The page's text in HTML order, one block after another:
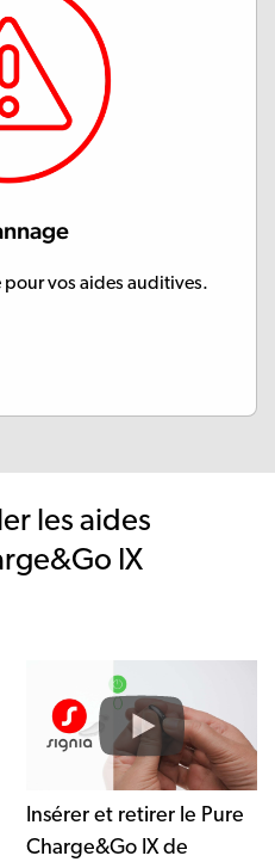
vos aides auditives.
les aides
IX
Insérer et retirer le Pure
Charge&Go IX de